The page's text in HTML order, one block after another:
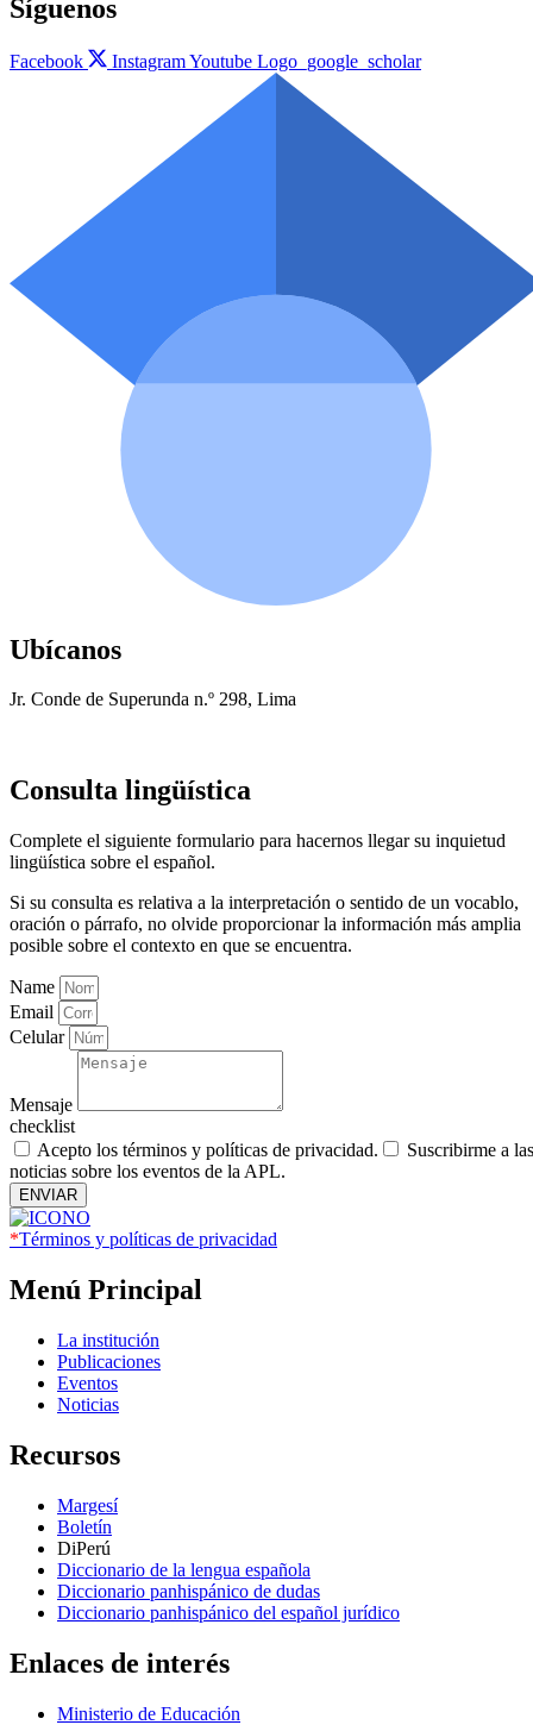
Síguenos
Facebook InstagramYoutube Logo_google_scholar
Ubícanos
Jr. Conde de Superunda n.º 298, Lima
Consulta lingüística
Complete el siguiente formulario para hacernos llegar su inquietud
lingüística sobre el español.
Si su consulta es relativa a la interpretación o sentido de un vocablo,
oración o párrafo, no olvide proporcionar la información más amplia
posible sobre el contexto en que se encuentra.
Name
Email
Celular
Mensaje
checklist
Acepto los términos y políticas de privacidad.
Suscribirme a las
noticias sobre los eventos de la APL.
ENVIAR
*Términos y políticas de privacidad
Menú Principal
La institución
Publicaciones
Eventos
Noticias
Recursos
Margesí
Boletín
DiPerú
Diccionario de la lengua española
Diccionario panhispánico de dudas
Diccionario panhispánico del español jurídico
Enlaces de interés
Ministerio de Educación